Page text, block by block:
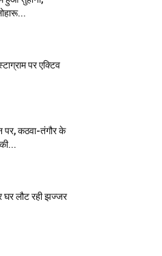
पर एक्टिव
पर, कठवा-तंगौर के
लौट रही झज्जर